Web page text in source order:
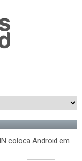
coloca Android em